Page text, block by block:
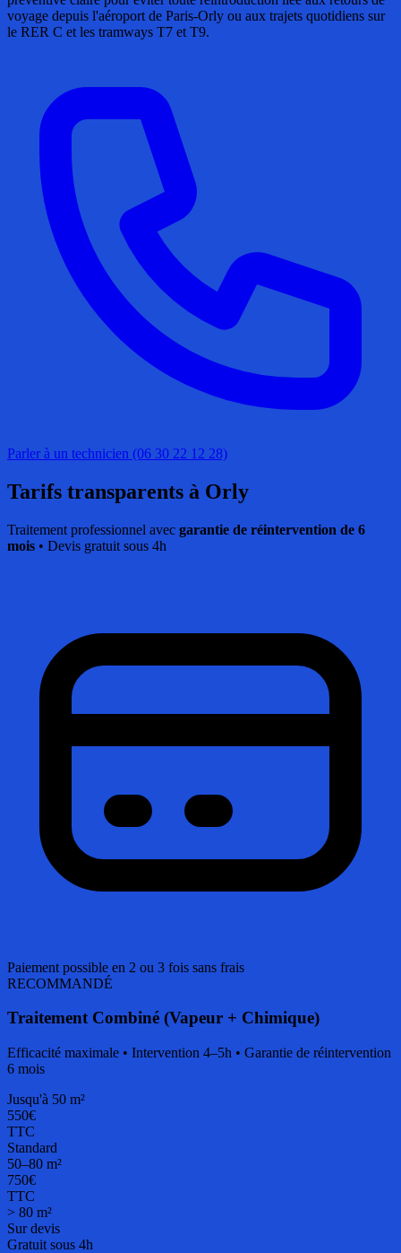
voyage depuis l'aéroport de Paris-Orly ou aux trajets quotidiens sur
le RER C et les tramways T7 et T9.
Parler à un technicien (06 30 22 12 28)
Tarifs transparents à Orly
Traitement professionnel avec garantie de réintervention de 6
mois • Devis gratuit sous 4h
Paiement possible en 2 ou 3 fois sans frais
RECOMMANDÉ
Traitement Combiné (Vapeur + Chimique)
Efficacité maximale • Intervention 4–5h • Garantie de réintervention
6 mois
Jusqu'à 50 m²
550€
TTC
Standard
50–80 m²
750€
TTC
> 80 m²
Sur devis
Gratuit sous 4h